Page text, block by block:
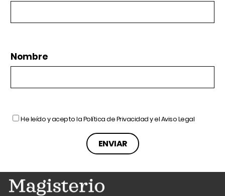
Nombre
He leído y acepto laPolítica de Privacidady elAviso Legal